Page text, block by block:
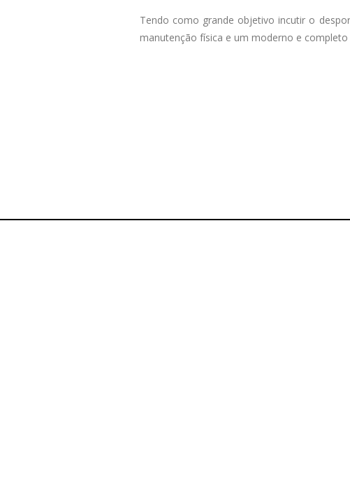
Tendo como grande objetivo incutir o
manutenção física e um moderno e